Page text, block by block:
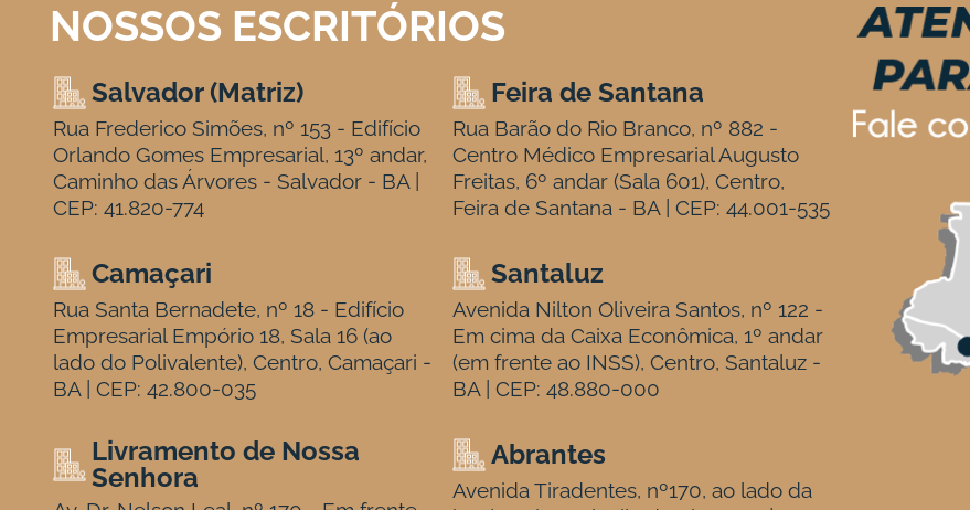
NOSSOS ESCRITÓRIOS
Salvador (Matriz)
Rua Frederico Simões, nº 153 - Edifício
Orlando Gomes Empresarial, 13º andar,
Caminho das Árvores - Salvador - BA |
CEP: 41.820-774
Feira de Santana
Rua Barão do Rio Branco, nº 882 -
Centro Médico Empresarial Augusto
Freitas, 6º andar (Sala 601), Centro,
Feira de Santana - BA | CEP: 44.001-535
Camaçari
Rua Santa Bernadete, nº 18 - Edifício
Empresarial Empório 18, Sala 16 (ao
lado do Polivalente), Centro, Camaçari -
BA | CEP: 42.800-035
Santaluz
Avenida Nilton Oliveira Santos, nº 122 -
Em cima da Caixa Econômica, 1º andar
(em frente ao INSS), Centro, Santaluz -
BA | CEP: 48.880-000
Livramento de Nossa
Senhora
Abrantes
Avenida Tiradentes, nº170, ao lado da